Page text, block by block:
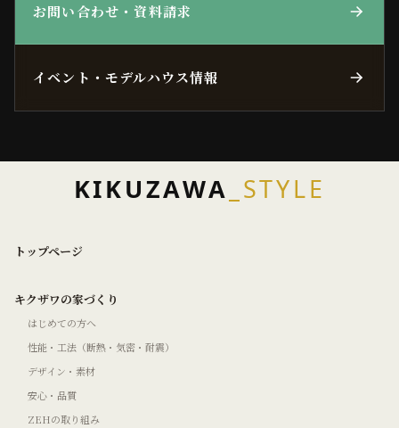
お問い合わせ・資料請求
イベント・モデルハウス情報
KIKUZAWA _STYLE
トップページ
キクザワの家づくり
はじめての方へ
性能・工法（断熱・気密・耐震）
デザイン・素材
安心・品質
ZEHの取り組み